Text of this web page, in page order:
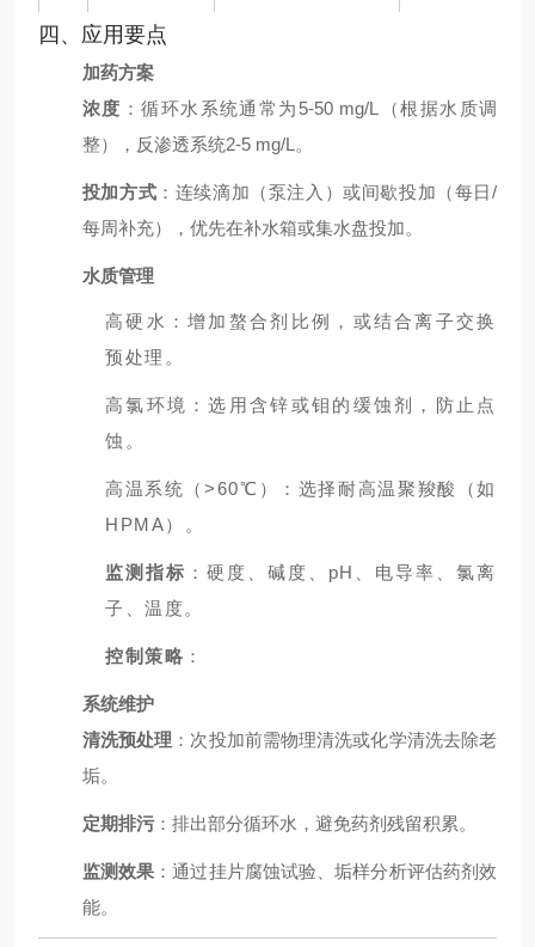
四、应用要点
加药方案
浓度 ：循环水系统通常为5-50 mg/L（根据水质调
整），反渗透系统2-5 mg/L。
投加方式 ：连续滴加（泵注入）或间歇投加（每日/
每周补充），优先在补水箱或集水盘投加。
水质管理
高硬水：增加螯合剂比例，或结合离子交换
预处理。
高氯环境：选用含锌或钼的缓蚀剂，防止点
蚀。
高温系统（>60℃）：选择耐高温聚羧酸（如
HPMA）。
监测指标 ：硬度、碱度、pH、电导率、氯离
子、温度。
控制策略 ：
系统维护
清洗预处理 ：次投加前需物理清洗或化学清洗去除老
垢。
定期排污：排出部分循环水，避免药剂残留积累。
监测效果 ：通过挂片腐蚀试验、垢样分析评估药剂效
能。